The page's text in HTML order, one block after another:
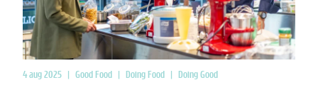
4 aug 2025 | Good Food | Doing Food | Doing Good